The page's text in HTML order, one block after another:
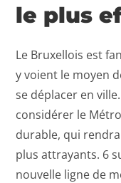
le plus
Le Bruxellois est
y voient le moyen
se déplacer en
considérer le
durable, qui
plus attrayants. 6
nouvelle ligne de